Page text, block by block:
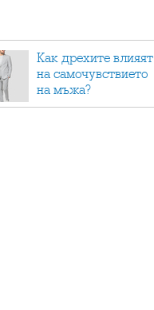
Как дрехите влияят
на самочувствието
на мъжа?